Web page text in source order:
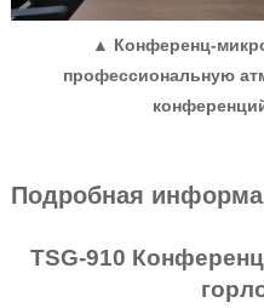
▲ Конференц-
профессиональную
Подробная
TSG-910